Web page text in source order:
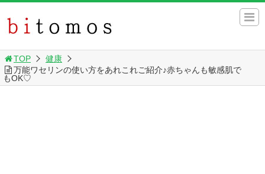
TOP
健康
万能ワセリンの使い方をあれこれご紹介♪赤ちゃんも敏感肌で
もOK♡